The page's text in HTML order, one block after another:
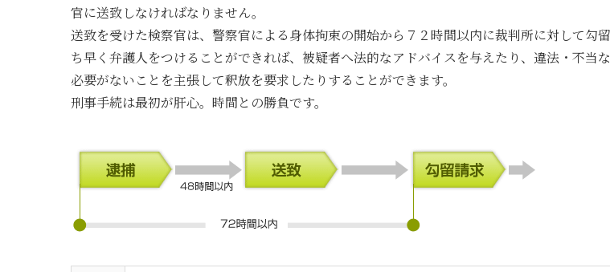
官に送致しなければなりません。
送致を受けた検察官は、警察官による身体拘束の開始から７２時間以内に裁判所に対して
ち早く弁護人をつけることができれば、被疑者へ法的なアドバイスを与えたり、違法・不
必要がないことを主張して釈放を要求したりすることができます。
刑事手続は最初が肝心。時間との勝負です。